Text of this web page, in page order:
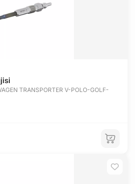
TRANSPORTER V-POLO-GOLF-